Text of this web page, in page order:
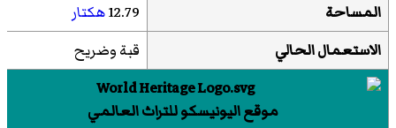
المساحة
12.79هكتار
الاستعمال الحالي
قبة وضريح
موقع اليونيسكو للتراث العالمي